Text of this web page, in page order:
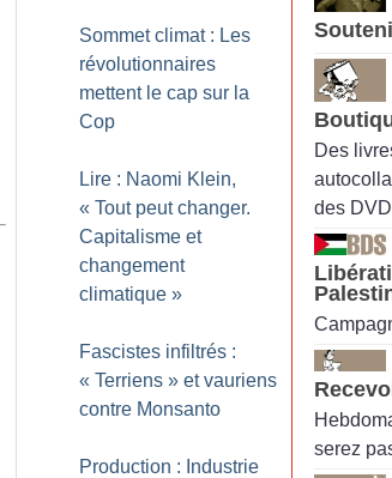
Sommet climat : Les
révolutionnaires
mettent le cap sur la
Cop
Lire : Naomi Klein,
« Tout peut changer.
Capitalisme et
changement
climatique »
Fascistes infiltrés :
« Terriens » et vauriens
contre Monsanto
Production : Industrie
Des
des
serez